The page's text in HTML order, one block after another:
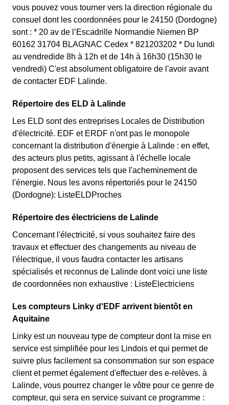
vous pouvez vous tourner vers la direction régionale du
consuel dont les coordonnées pour le 24150 (Dordogne)
sont : * 20 av de l’Escadrille Normandie Niemen BP
60162 31704 BLAGNAC Cedex * 821203202 * Du lundi
au vendredide 8h à 12h et de 14h à 16h30 (15h30 le
vendredi) C'est absolument obligatoire de l'avoir avant
de contacter EDF Lalinde.
Répertoire des ELD à Lalinde
Les ELD sont des entreprises Locales de Distribution
d'électricité. EDF et ERDF n'ont pas le monopole
concernant la distribution d'énergie à Lalinde : en effet,
des acteurs plus petits, agissant à l'échelle locale
proposent des services tels que l'acheminement de
l'énergie. Nous les avons répertoriés pour le 24150
(Dordogne): ListeELDProches
Répertoire des électriciens de Lalinde
Concernant l'électricité, si vous souhaitez faire des
travaux et effectuer des changements au niveau de
l'électrique, il vous faudra contacter les artisans
spécialisés et reconnus de Lalinde dont voici une liste
de coordonnées non exhaustive : ListeElectriciens
Les compteurs Linky d'EDF arrivent bientôt en
Aquitaine
Linky est un nouveau type de compteur dont la mise en
service est simplifiée pour les Lindois et qui permet de
suivre plus facilement sa consommation sur son espace
client et permet également d'effectuer des e-relèves. à
Lalinde, vous pourrez changer le vôtre pour ce genre de
compteur, qui sera en service suivant ce programme :